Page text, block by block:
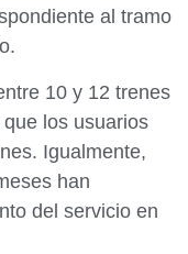
al tramo
10 y 12 trenes
los usuarios
Igualmente,
han
del servicio en